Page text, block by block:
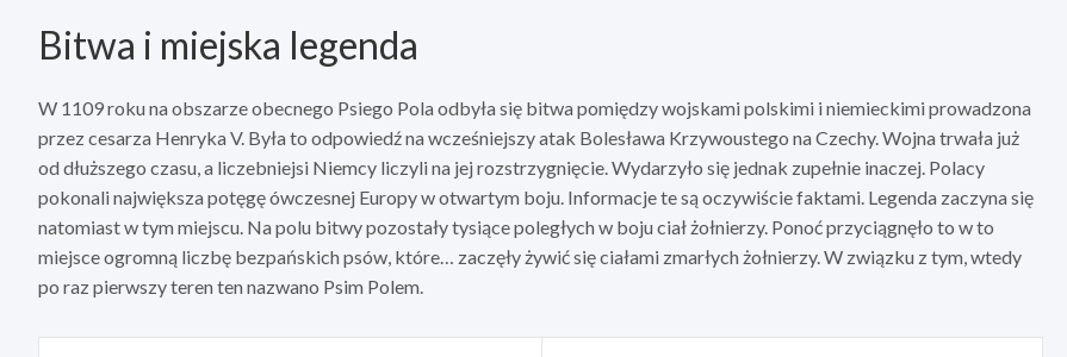
Bitwa i miejska legenda
W 1109 roku na obszarze obecnego Psiego Pola odbyła się bitwa pomiędzy wojskami polskimi i niemieckimi prowadzona
przez cesarza Henryka V. Była to odpowiedź na wcześniejszy atak Bolesława Krzywoustego na Czechy. Wojna trwała już
od dłuższego czasu, a liczebniejsi Niemcy liczyli na jej rozstrzygnięcie. Wydarzyło się jednak zupełnie inaczej. Polacy
pokonali największa potęgę ówczesnej Europy w otwartym boju. Informacje te są oczywiście faktami. Legenda zaczyna się
natomiast w tym miejscu. Na polu bitwy pozostały tysiące poległych w boju ciał żołnierzy. Ponoć przyciągnęło to w to
miejsce ogromną liczbę bezpańskich psów, które… zaczęły żywić się ciałami zmarłych żołnierzy. W związku z tym, wtedy
po raz pierwszy teren ten nazwano Psim Polem.